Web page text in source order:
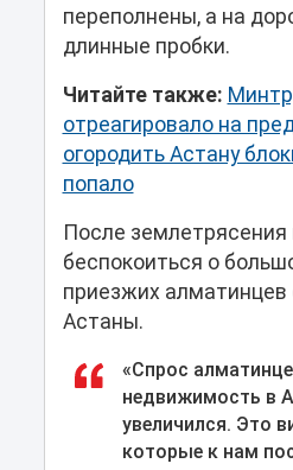
переполнены, а на
длинные пробки.
Читайте также:
отреагировало на
огородить Астану
попало
После
беспокоиться о
приезжих алматинцев
Астаны.
«Спрос
недвижимость в
увеличился. Это
которые к нам